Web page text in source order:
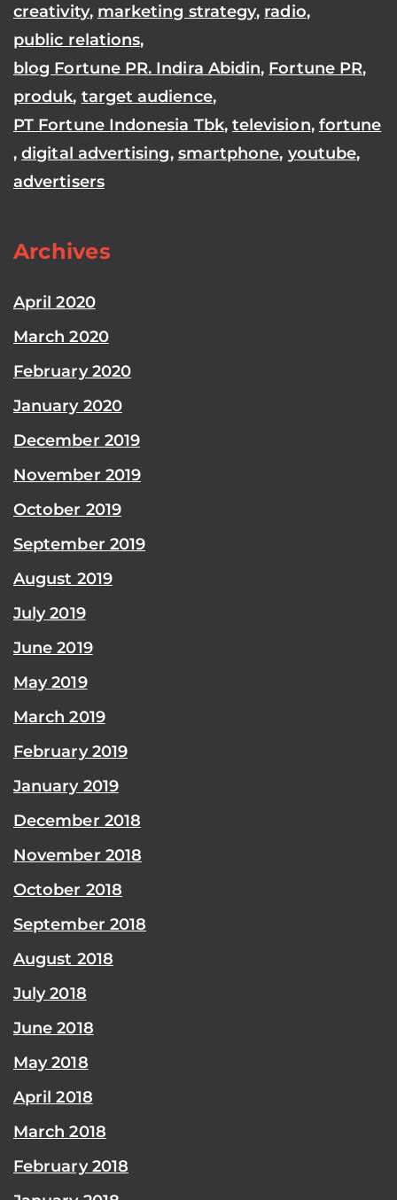
creativity, marketing strategy, radio,
public relations,
blog Fortune PR. Indira Abidin, Fortune PR,
produk, target audience,
PT Fortune Indonesia Tbk, television, fortune
,digital advertising, smartphone, youtube,
advertisers
Archives
April 2020
March 2020
February 2020
January 2020
December 2019
November 2019
October 2019
September 2019
August 2019
July 2019
June 2019
May 2019
March 2019
February 2019
January 2019
December 2018
November 2018
October 2018
September 2018
August 2018
July 2018
June 2018
May 2018
April 2018
March 2018
February 2018